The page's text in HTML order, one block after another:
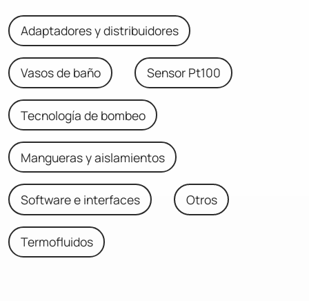
Adaptadores y distribuidores
Vasos de baño Sensor Pt100
Tecnología de bombeo
Mangueras y aislamientos
Software e interfaces Otros
Termofluidos